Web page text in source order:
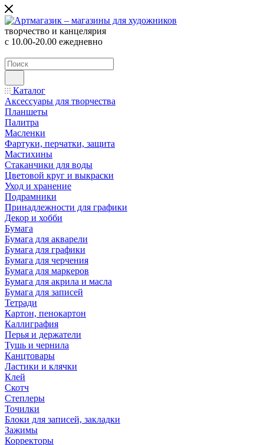
творчество и канцелярия
с 10.00-20.00 ежедневно
Каталог
Аксессуары для творчества
Планшеты
Палитра
Масленки
Фартуки, перчатки, защита
Мастихины
Стаканчики для воды
Цветовой круг и выкраски
Уход и хранение
Подрамники
Принадлежности для графики
Декор и хобби
Бумага
Бумага для акварели
Бумага для графики
Бумага для черчения
Бумага для маркеров
Бумага для акрила и масла
Бумага для записей
Тетради
Картон, пенокартон
Каллиграфия
Перья и держатели
Тушь и чернила
Канцтовары
Ластики и клячки
Клей
Скотч
Степлеры
Точилки
Блоки для записей, закладки
Зажимы
Корректоры